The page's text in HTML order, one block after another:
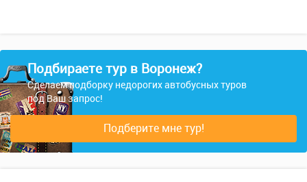
Подбираете тур в Воронеж?
Сделаем подборку недорогих автобусных туров
под Ваш запрос!
Подберите мне тур!